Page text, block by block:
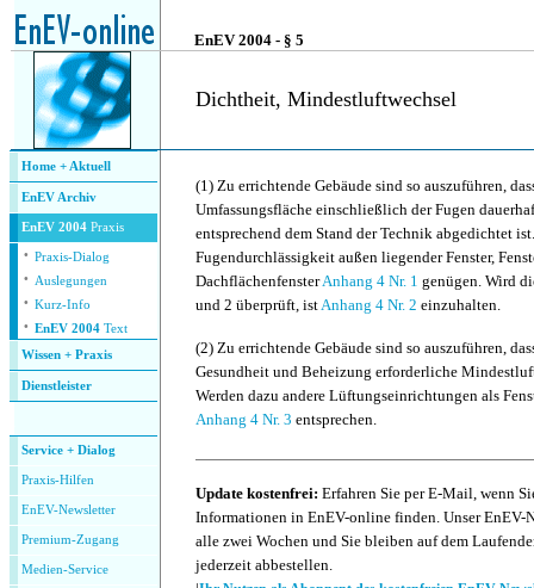
EnEV 2004 - § 5
Dichtheit, Mindestluftwechsel
Home + Aktuell
EnEV Archiv
EnEV 2004 Praxis
· Praxis-Dialog
· Auslegungen
· Kurz-Info
· EnEV 2004 Text
Wissen + Praxis
Dienstleister
Service + Dialog
Praxis-Hilfen
EnEV-Newsletter
Premium-Zugang
Medien-Service
(1) Zu errichtende Gebäude sind so auszuführen,
Umfassungsfläche einschließlich der Fugen
entsprechend dem Stand der Technik abgedichtet
Fugendurchlässigkeit außen liegender Fenster,
DachflächenfensterAnhang 4 Nr. 1 genügen. Wird
und 2 überprüft, istAnhang 4 Nr. 2 einzuhalten.
(2) Zu errichtende Gebäude sind so auszuführen,
Gesundheit und Beheizung erforderliche
Werden dazu andere Lüftungseinrichtungen als
Anhang 4 Nr. 3 entsprechen.
Update kostenfrei: Erfahren Sie per E-Mail, wenn
Informationen in EnEV-online finden. Unser EnEV-
alle zwei Wochen und Sie bleiben auf dem
jederzeit abbestellen.